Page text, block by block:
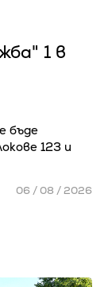
1 в
бъде
123 и
06 / 08 / 2026